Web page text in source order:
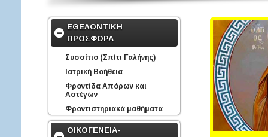
ΕΘΕΛΟΝΤΙΚΗ
ΠΡΟΣΦΟΡΑ
Συσσίτιο (Σπίτι Γαλήνης)
Ιατρική Βοήθεια
Φροντίδα Απόρων και
Αστέγων
Φροντιστηριακά μαθήματα
ΟΙΚΟΓΕΝΕΙΑ-